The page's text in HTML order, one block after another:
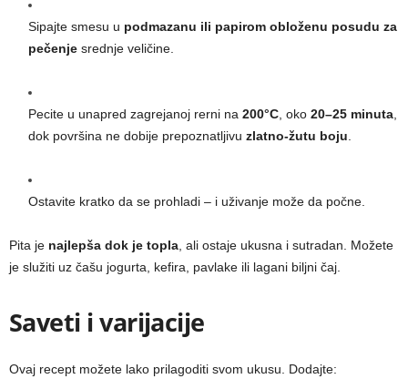
Sipajte smesu u podmazanu ili papirom obloženu posudu za
pečenje srednje veličine.
Pecite u unapred zagrejanoj rerni na 200°C , oko 20–25 minuta
dok površina ne dobije prepoznatljivu zlatno-žutu boju
Ostavite kratko da se prohladi – i uživanje može da počne.
Pita je najlepša dok je topla , ali ostaje ukusna i sutradan. Možete
je služiti uz čašu jogurta, kefira, pavlake ili lagani biljni čaj.
Saveti i varijacije
Ovaj recept možete lako prilagoditi svom ukusu. Dodajte: